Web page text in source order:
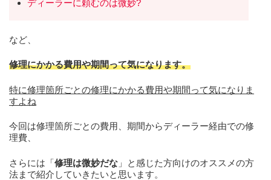
ディーラーに頼むのは微妙?
など、
修理にかかる費用や期間って気になります。
特に修理箇所ごとの修理にかかる費用や期間って気になりま
すよね
今回は修理箇所ごとの費用、期間からディーラー経由での修
理費、
さらには「修理は微妙だな 」と感じた方向けのオススメの方
法まで紹介していきたいと思います。